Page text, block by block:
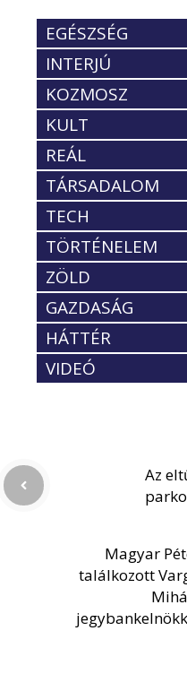
EGÉSZSÉG
INTERJÚ
KOZMOSZ
KULT
REÁL
TÁRSADALOM
TECH
TÖRTÉNELEM
ZÖLD
GAZDASÁG
HÁTTÉR
VIDEÓ
Az
Magyar
találkozott